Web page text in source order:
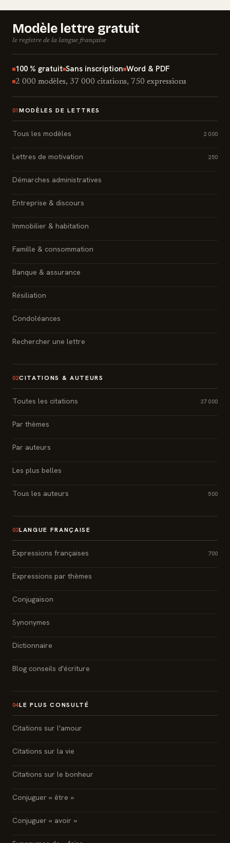
Modèle lettre gratuit
le registre de la langue française
100 % gratuit Sans inscription Word & PDF
2 000 modèles, 37 000 citations, 750 expressions
01 MODÈLES DE LETTRES
Tous les modèles 2 000
Lettres de motivation 250
Démarches administratives
Entreprise & discours
Immobilier & habitation
Famille & consommation
Banque & assurance
Résiliation
Condoléances
Rechercher une lettre
02CITATIONS & AUTEURS
Toutes les citations 37 000
Par thèmes
Par auteurs
Les plus belles
Tous les auteurs 500
03LANGUE FRANÇAISE
Expressions françaises 700
Expressions par thèmes
Conjugaison
Synonymes
Dictionnaire
Blog conseils d'écriture
04LE PLUS CONSULTÉ
Citations sur l'amour
Citations sur la vie
Citations sur le bonheur
Conjuguer « être »
Conjuguer « avoir »